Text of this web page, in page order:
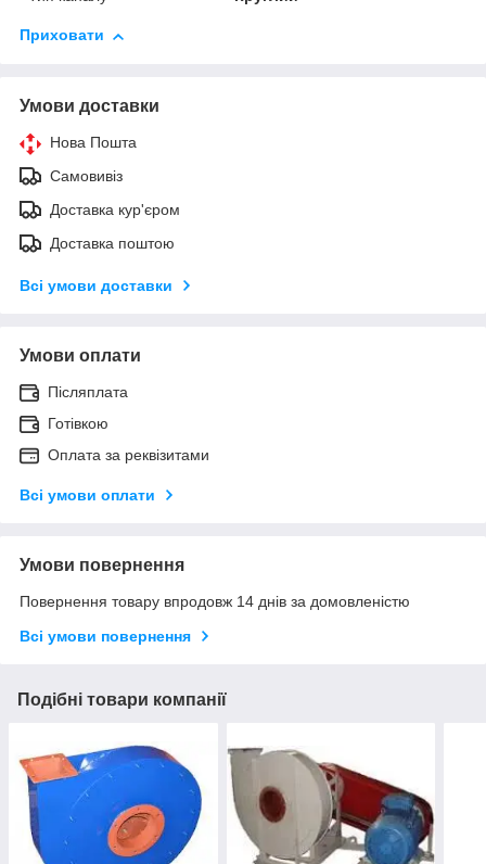
Приховати
Умови доставки
Нова Пошта
Самовивіз
Доставка кур'єром
Доставка поштою
Всі умови доставки
Умови оплати
Післяплата
Готівкою
Оплата за реквізитами
Всі умови оплати
Умови повернення
Повернення товару впродовж 14 днів за домовленістю
Всі умови повернення
Подібні товари компанії